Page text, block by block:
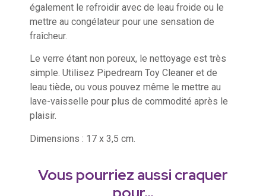
également le refroidir avec de leau froide ou le
mettre au congélateur pour une sensation de
fraîcheur.
Le verre étant non poreux, le nettoyage est très
simple. Utilisez Pipedream Toy Cleaner et de
leau tiède, ou vous pouvez même le mettre au
lave-vaisselle pour plus de commodité après le
plaisir.
Dimensions : 17 x 3,5 cm.
Vous pourriez aussi craquer